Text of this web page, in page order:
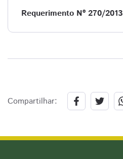
Requerimento Nº 270/2013
Compartilhar: